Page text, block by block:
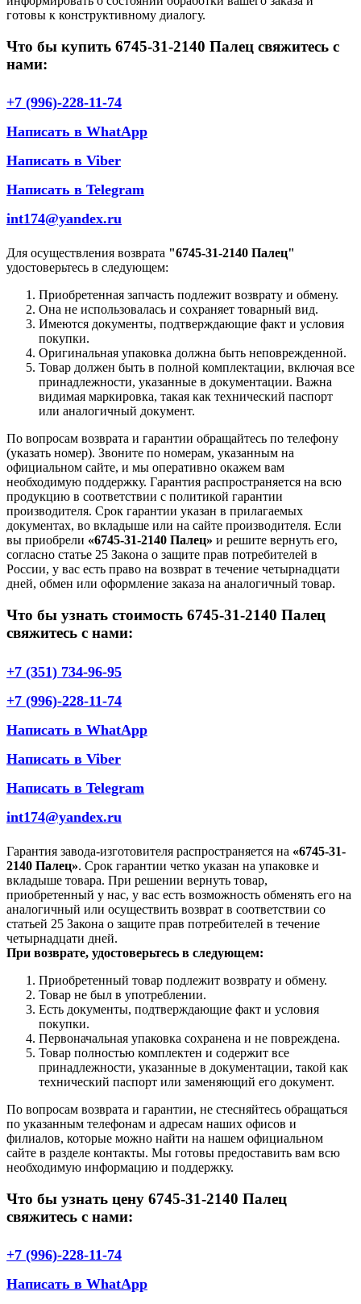
готовы к конструктивному диалогу.
Что бы купить 6745-31-2140 Палец свяжитесь с
нами:
+7 (996)-228-11-74
Написать в WhatApp
Написать в Viber
Написать в Telegram
int174@yandex.ru
Для осуществления возврата "6745-31-2140 Палец"
удостоверьтесь в следующем:
Приобретенная запчасть подлежит возврату и обмену.
Она не использовалась и сохраняет товарный вид.
Имеются документы, подтверждающие факт и условия
покупки.
Оригинальная упаковка должна быть неповрежденной.
Товар должен быть в полной комплектации, включая все
принадлежности, указанные в документации. Важна
видимая маркировка, такая как технический паспорт
или аналогичный документ.
По вопросам возврата и гарантии обращайтесь по телефону
(указать номер). Звоните по номерам, указанным на
официальном сайте, и мы оперативно окажем вам
необходимую поддержку. Гарантия распространяется на всю
продукцию в соответствии с политикой гарантии
производителя. Срок гарантии указан в прилагаемых
документах, во вкладыше или на сайте производителя. Если
вы приобрели «6745-31-2140 Палец» и решите вернуть его,
согласно статье 25 Закона о защите прав потребителей в
России, у вас есть право на возврат в течение четырнадцати
дней, обмен или оформление заказа на аналогичный товар.
Что бы узнать стоимость 6745-31-2140 Палец
свяжитесь с нами:
+7 (351) 734-96-95
+7 (996)-228-11-74
Написать в WhatApp
Написать в Viber
Написать в Telegram
int174@yandex.ru
Гарантия завода-изготовителя распространяется на «6745-31-
2140 Палец». Срок гарантии четко указан на упаковке и
вкладыше товара. При решении вернуть товар,
приобретенный у нас, у вас есть возможность обменять его на
аналогичный или осуществить возврат в соответствии со
статьей 25 Закона о защите прав потребителей в течение
четырнадцати дней.
При возврате, удостоверьтесь в следующем:
Приобретенный товар подлежит возврату и обмену.
Товар не был в употреблении.
Есть документы, подтверждающие факт и условия
покупки.
Первоначальная упаковка сохранена и не повреждена.
Товар полностью комплектен и содержит все
принадлежности, указанные в документации, такой как
технический паспорт или заменяющий его документ.
По вопросам возврата и гарантии, не стесняйтесь обращаться
по указанным телефонам и адресам наших офисов и
филиалов, которые можно найти на нашем официальном
сайте в разделе контакты. Мы готовы предоставить вам всю
необходимую информацию и поддержку.
Что бы узнать цену 6745-31-2140 Палец
свяжитесь с нами:
+7 (996)-228-11-74
Написать в WhatApp